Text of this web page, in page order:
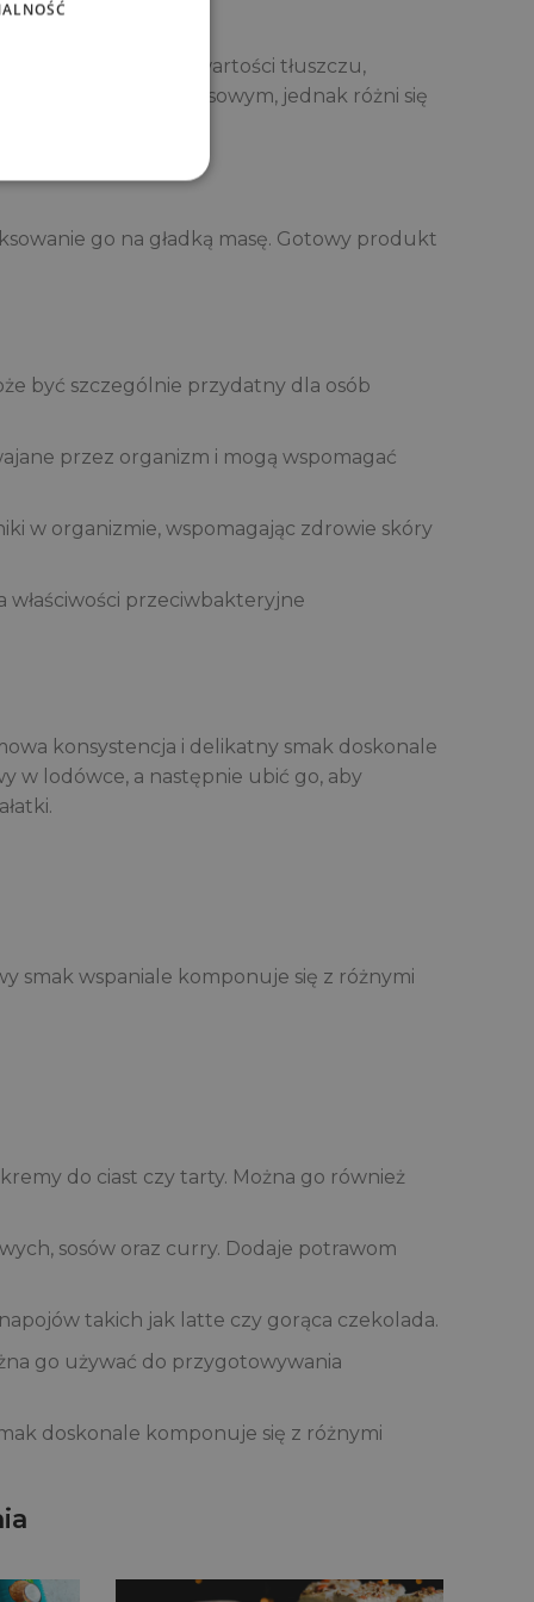
o wysokiej zawartości tłuszczu,
z mlekiem kokosowym, jednak różni się
go na gładką masę. Gotowy produkt
być szczególnie przydatny dla osób
przez organizm i mogą wspomagać
w organizmie, wspomagając zdrowie skóry
przeciwbakteryjne
konsystencja i delikatny smak doskonale
w lodówce, a następnie ubić go, aby
smak wspaniale komponuje się z różnymi
do ciast czy tarty. Można go również
sosów oraz curry. Dodaje potrawom
takich jak latte czy gorąca czekolada.
go używać do przygotowywania
doskonale komponuje się z różnymi